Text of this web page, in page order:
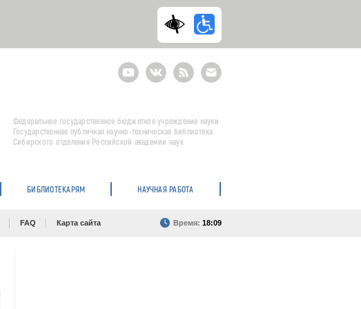
YoutubeВКонтактеRSS
E-
mail
подписка
Федеральное государственное бюджетное учреждение науки
Государственная публичная научно-техническая библиотека
Сибирского отделения Российской академии наук
БИБЛИОТЕКАРЯМ НАУЧНАЯ РАБОТА
FAQ Карта сайта Время: 18:09